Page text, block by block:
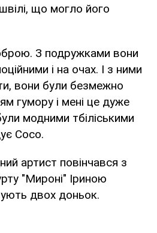
що могло його
З подружками вони
і на очах. І з ними
вони були безмежно
гумору і мені це дуже
модними тбіліськими
Сосо.
артист повінчався з
"Мироні" Іриною
двох доньок.